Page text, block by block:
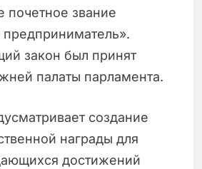
почетное звание
закон был принят
палаты парламента.
создание
награды для
достижений